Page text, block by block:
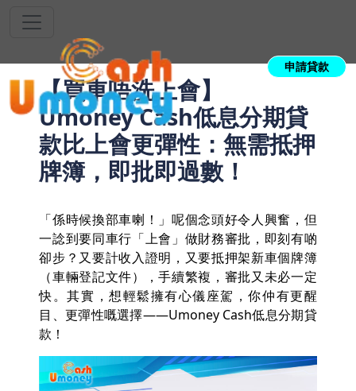
申請貸款
⁠【買車唔洗上會】
Umoney Cash低息分期貸
款比上會更彈性：無需抵押
牌簿，即批即過數！
「係時候換部車喇！」呢個念頭好令人興奮，但
一諗到要同車行「上會」做財務審批，即刻有啲
卻步？又要計收入證明，又要抵押架新車個牌簿
（車輛登記文件），手續繁複，審批又未必一定
快。其實，想輕鬆擁有心儀座駕，你仲有更醒
目、更彈性嘅選擇——Umoney Cash低息分期貸
款！